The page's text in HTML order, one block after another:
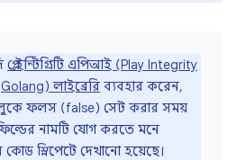
প্লে ইন্টিগ্রিটি এপিআই (Play Integrity
লাইব্রেরি ব্যবহার করেন,
ফলস (false) সেট করার সময়
নামটি যোগ করতে মনে
স্নিপেটে দেখানো হয়েছে।